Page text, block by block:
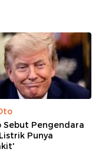
Sebut Pengendara
Punya